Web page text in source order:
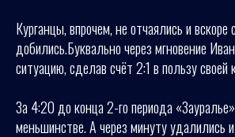
Курганцы, впрочем, не отчаялись и вскоре
добились.Буквально через мгновение
ситуацию, сделав счёт 2:1 в пользу
За 4:20 до конца 2-го периода
меньшинстве. А через минуту удалились